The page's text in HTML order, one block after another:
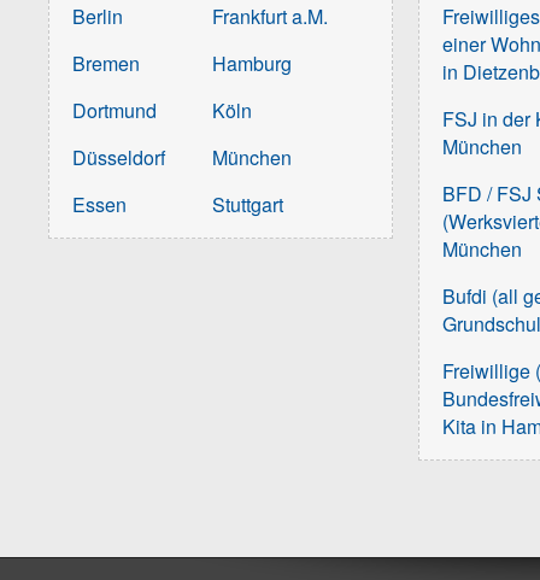
Berlin
Bremen
Dortmund
Düsseldorf
Essen
Frankfurt a.M.
Hamburg
Köln
München
Stuttgart
einer
in
FSJ in der
München
BFD / FSJ
München
Bufdi (all
Freiwillige
Kita in